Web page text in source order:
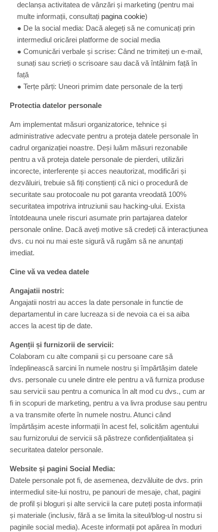
declanșa activitatea de vânzări și marketing (pentru mai
multe informații, consultați pagina cookie)
● De la social media: Dacă alegeți să ne comunicați prin
intermediul oricărei platforme de social media
● Comunicări verbale și scrise: Când ne trimiteți un e-mail,
sunați sau scrieți o scrisoare sau dacă vă întâlnim față în
față
● Terțe părți: Uneori primim date personale de la terți
Protectia datelor personale
Am implementat măsuri organizatorice, tehnice și
administrative adecvate pentru a proteja datele personale în
cadrul organizației noastre. Deși luăm măsuri rezonabile
pentru a vă proteja datele personale de pierderi, utilizări
incorecte, interferențe și acces neautorizat, modificări și
dezvăluiri, trebuie să fiți conștienți că nici o procedură de
securitate sau protocoale nu pot garanta vreodată 100%
securitatea impotriva intruziunii sau hacking-ului. Exista
întotdeauna unele riscuri asumate prin partajarea datelor
personale online. Dacă aveți motive să credeți că interacțiunea
dvs. cu noi nu mai este sigură vă rugăm să ne anunțați
imediat.
Cine vă va vedea datele
Angajatii nostri:
Angajatii nostri au acces la date personale in functie de
departamentul in care lucreaza si de nevoia ca ei sa aiba
acces la acest tip de date.
Agenții și furnizorii de servicii:
Colaboram cu alte companii și cu persoane care să
îndeplinească sarcini în numele nostru și împărtășim datele
dvs. personale cu unele dintre ele pentru a vă furniza produse
sau servicii sau pentru a comunica în alt mod cu dvs., cum ar
fi in scopuri de marketing, pentru a va livra produse sau pentru
a va transmite oferte în numele nostru. Atunci când
împărtășim aceste informații în acest fel, solicităm agentului
sau furnizorului de servicii să păstreze confidențialitatea și
securitatea datelor personale.
Website și pagini Social Media:
Datele personale pot fi, de asemenea, dezvăluite de dvs. prin
intermediul site-lui nostru, pe panouri de mesaje, chat, pagini
de profil și bloguri și alte servicii la care puteți posta informații
și materiale (inclusiv, fără a se limita la siteul/blog-ul nostru si
paginile social media). Aceste informații pot apărea în moduri